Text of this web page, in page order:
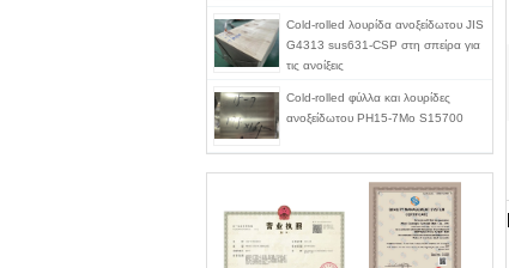
Cold-rolled λουρίδα ανοξείδωτου JIS
G4313 sus631-CSP στη σπείρα για
τις ανοίξεις
Cold-rolled φύλλα και λουρίδες
ανοξείδωτου PH15-7Mo S15700